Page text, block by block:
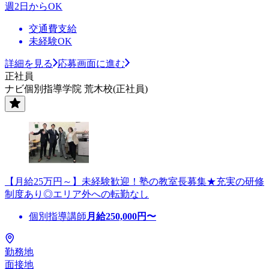
週2日からOK
交通費支給
未経験OK
詳細を見る
応募画面に進む
正社員
ナビ個別指導学院 荒木校(正社員)
【月給25万円～】未経験歓迎！塾の教室長募集★充実の研修
制度あり◎エリア外への転勤なし
個別指導講師 月給250,000円〜
勤務地
面接地